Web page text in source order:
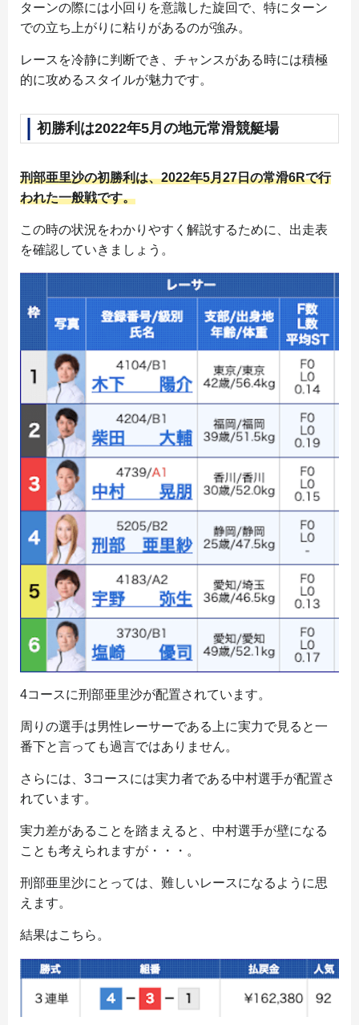
ターンの際には小回りを意識した旋回で、特にターン
での立ち上がりに粘りがあるのが強み。
レースを冷静に判断でき、チャンスがある時には積極
的に攻めるスタイルが魅力です。
初勝利は2022年5月の地元常滑競艇場
刑部亜里沙の初勝利は、2022年5月27日の常滑6Rで行
われた一般戦です。
この時の状況をわかりやすく解説するために、出走表
を確認していきましょう。
4コースに刑部亜里沙が配置されています。
周りの選手は男性レーサーである上に実力で見ると一
番下と言っても過言ではありません。
さらには、3コースには実力者である中村選手が配置さ
れています。
実力差があることを踏まえると、中村選手が壁になる
ことも考えられますが・・・。
刑部亜里沙にとっては、難しいレースになるように思
えます。
結果はこちら。